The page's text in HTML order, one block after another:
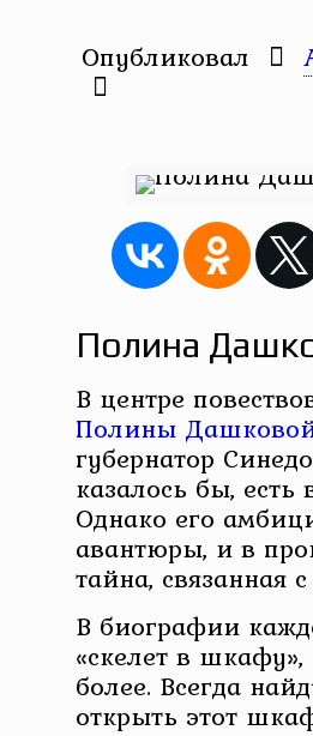
Опубликовал
Полина
В центре
Полины
губернатор
казалось бы, есть
Однако его
авантюры, и в
тайна, связанная
В биографии
«скелет в
более. Всегда
открыть этот